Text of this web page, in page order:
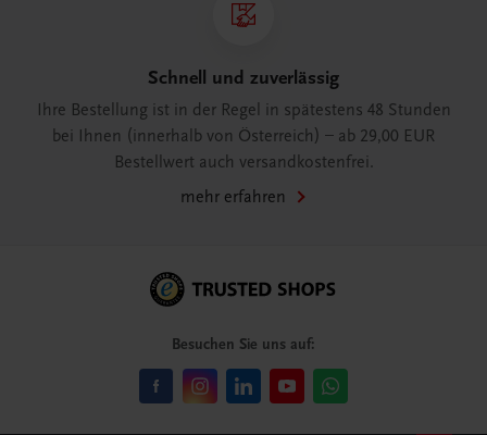
Schnell und zuverlässig
Ihre Bestellung ist in der Regel in spätestens 48 Stunden
bei Ihnen (innerhalb von Österreich) – ab 29,00 EUR
Bestellwert auch versandkostenfrei.
mehr erfahren
Besuchen Sie uns auf: